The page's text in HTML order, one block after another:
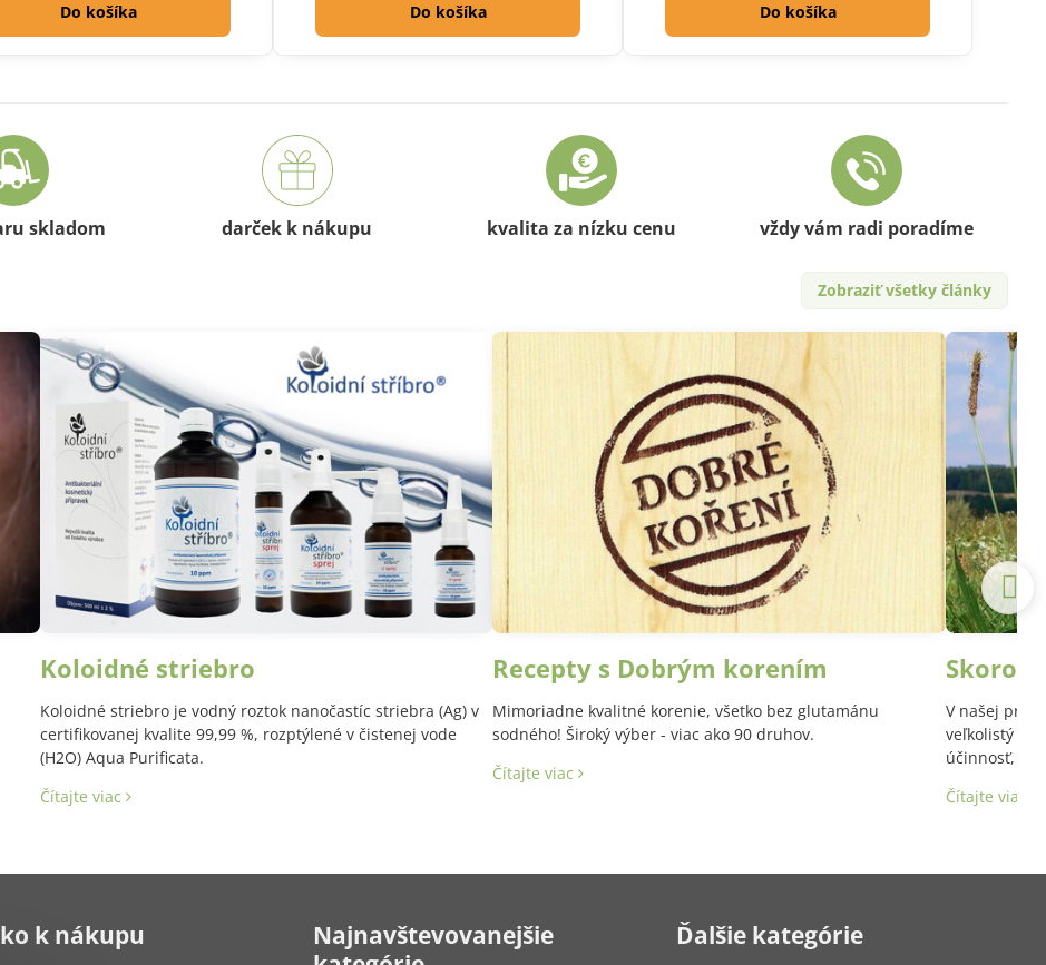
Do košíka Do košíka Do košíka
skladom darček k nákupu kvalita za nízku cenu vždy vám radi poradíme
Koloidné striebro
Koloidné striebro je vodný roztok nanočastíc striebra (Ag) v
certifikovanej kvalite 99,99 %, rozptýlené v čistenej vode
(H2O) Aqua Purificata.
Čítajte viac
Recepty s Dobrým korením
Mimoriadne kvalitné korenie, všetko bez glutamánu
sodného! Široký výber - viac ako 90 druhov.
Čítajte viac
V našej
veľkolistý a
účinnosť, aj
Čítajte viac
Zobraziť všetky články
k nákupu
Najnavštevovanejšie
Ďalšie kategórie